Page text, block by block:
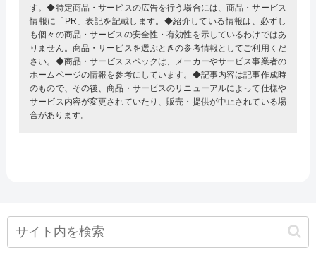
す。◆特定商品・サービスの広告を行う場合には、商品・サービス
情報に「PR」表記を記載します。◆紹介している情報は、必ずし
も個々の商品・サービスの安全性・有効性を示しているわけではあ
りません。商品・サービスを選ぶときの参考情報としてご利用くだ
さい。◆商品・サービススペックは、メーカーやサービス事業者の
ホームページの情報を参考にしています。◆記事内容は記事作成時
のもので、その後、商品・サービスのリニューアルによって仕様や
サービス内容が変更されていたり、販売・提供が中止されている場
合があります。